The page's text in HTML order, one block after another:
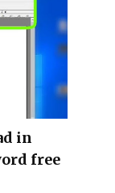
in
free